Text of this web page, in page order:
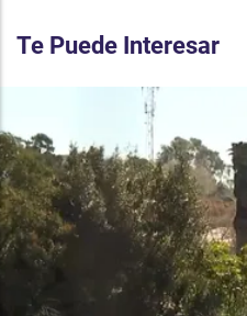
Te Puede Interesar